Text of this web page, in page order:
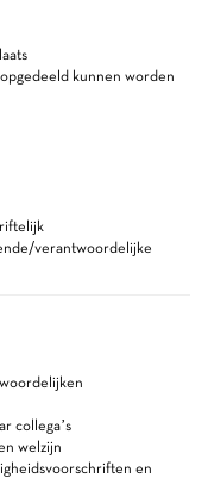
kunnen worden
verantwoordelijke
collega’s
welzijn
en